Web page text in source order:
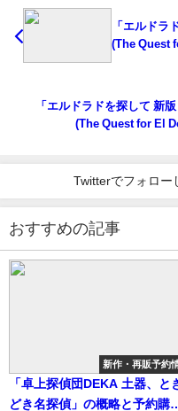
「エルドラ
(The Quest
「エルドラドを探して 新
(The Quest for El
Twitterでフォロー
おすすめの記事
新作・再販予約
「卓上探偵団DEKA 土器、と
どき名探偵」の概略と予約購